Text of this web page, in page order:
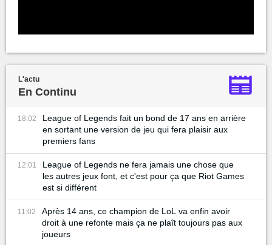
L'actu
En Continu
18:02
League of Legends fait un bond de 17 ans en arrière
en sortant une version de jeu qui fera plaisir aux
premiers fans
12:01
League of Legends ne fera jamais une chose que
les autres jeux font, et c'est pour ça que Riot Games
est si différent
11:02
Après 14 ans, ce champion de LoL va enfin avoir
droit à une refonte mais ça ne plaît toujours pas aux
joueurs